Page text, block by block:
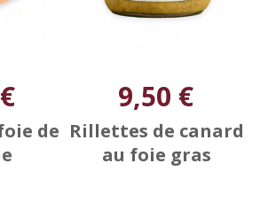
de
9,50 €
Rillettes de canard
au foie gras